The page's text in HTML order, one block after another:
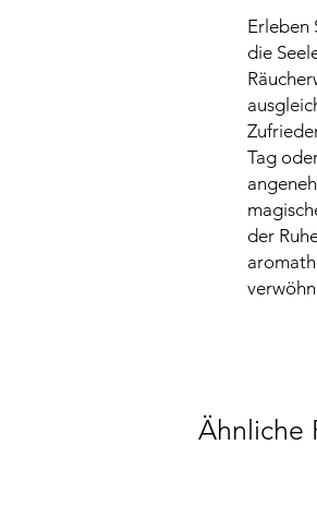
Erleben
die
Tag
der
Ähnliche